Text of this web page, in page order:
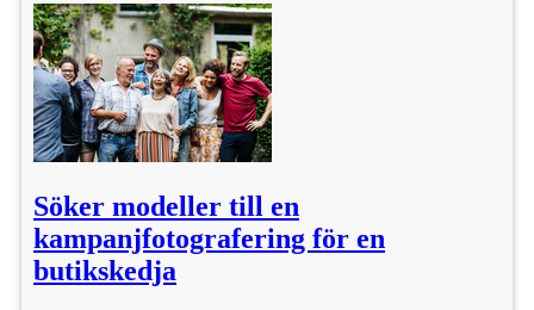
Söker modeller till en
kampanjfotografering för en
butikskedja